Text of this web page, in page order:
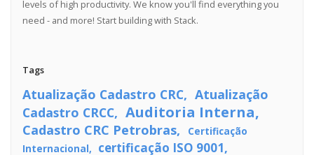
levels of high productivity. We know you'll find everything you
need - and more! Start building with Stack.
Tags
Atualização Cadastro CRC
Atualização
Cadastro CRCC
Auditoria Interna
Cadastro CRC Petrobras
Certificação
Internacional
certificação ISO 9001